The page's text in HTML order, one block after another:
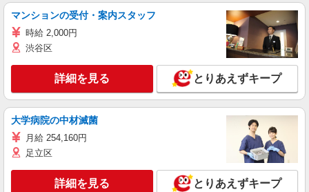
マンションの受付・案内スタッフ
時給 2,000円
渋谷区
詳細を見る とりあえずキープ
大学病院の中材滅菌
月給 254,160円
足立区
詳細を見る とりあえずキープ